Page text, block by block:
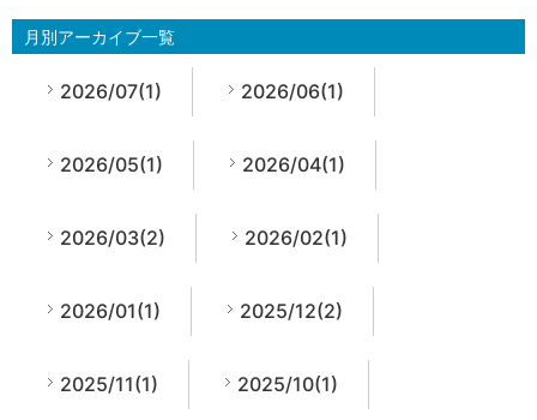
月別アーカイブ一覧
2026/07(1) 2026/06(1)
2026/05(1) 2026/04(1)
2026/03(2) 2026/02(1)
2026/01(1) 2025/12(2)
2025/11(1) 2025/10(1)